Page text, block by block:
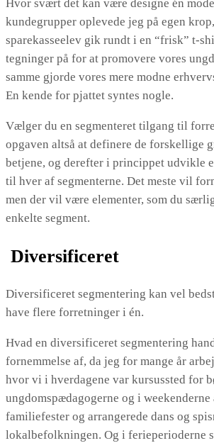
Hvor svært det kan være designe én
kundegrupper oplevede jeg på egen
sparekasseelev gik rundt i en “frisk” t-
tegninger på for at promovere vores
samme gjorde vores mere modne
En kende for pjattet syntes nogle.
Vælger du en segmenteret tilgang til
opgaven altså at definere de forskellige
betjene, og derefter i princippet udvikle
til hver af segmenterne. Det meste vil
men der vil være elementer, som du
enkelte segment.
Diversificeret
Diversificeret segmentering kan vel
have flere forretninger i én.
Hvad en diversificeret segmentering
fornemmelse af, da jeg for mange år
hvor vi i hverdagene var kursussted for
ungdomspædagogerne og i weekenderne
familiefester og arrangerede dans og
lokalbefolkningen. Og i ferieperioderne